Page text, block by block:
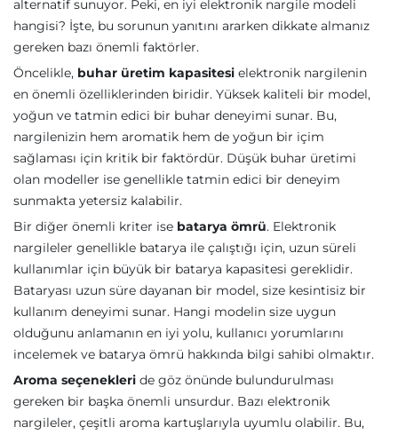
alternatif sunuyor. Peki, en iyi elektronik nargile modeli
hangisi? İşte, bu sorunun yanıtını ararken dikkate almanız
gereken bazı önemli faktörler.
Öncelikle, buhar üretim kapasitesi elektronik nargilenin
en önemli özelliklerinden biridir. Yüksek kaliteli bir model,
yoğun ve tatmin edici bir buhar deneyimi sunar. Bu,
nargilenizin hem aromatik hem de yoğun bir içim
sağlaması için kritik bir faktördür. Düşük buhar üretimi
olan modeller ise genellikle tatmin edici bir deneyim
sunmakta yetersiz kalabilir.
Bir diğer önemli kriter ise batarya ömrü. Elektronik
nargileler genellikle batarya ile çalıştığı için, uzun süreli
kullanımlar için büyük bir batarya kapasitesi gereklidir.
Bataryası uzun süre dayanan bir model, size kesintisiz bir
kullanım deneyimi sunar. Hangi modelin size uygun
olduğunu anlamanın en iyi yolu, kullanıcı yorumlarını
incelemek ve batarya ömrü hakkında bilgi sahibi olmaktır.
Aroma seçenekleri de göz önünde bulundurulması
gereken bir başka önemli unsurdur. Bazı elektronik
nargileler, çeşitli aroma kartuşlarıyla uyumlu olabilir. Bu,